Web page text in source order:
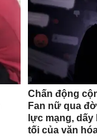
Chấn động
Fan nữ qua
lực mạng,
tối của văn